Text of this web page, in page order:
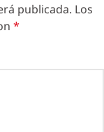
publicada. Los
*